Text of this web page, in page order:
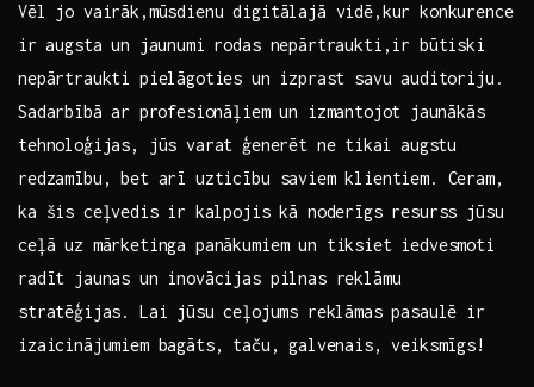
Vēl ‌jo vairāk,mūsdienu digitālajā vidē,kur konkurence
ir ⁣augsta un ‍jaunumi rodas nepārtraukti,ir būtiski
nepārtraukti pielāgoties un ⁤izprast savu auditoriju.
Sadarbībā ar ⁣profesionāļiem un izmantojot ⁢jaunākās⁢
tehnoloģijas, jūs varat⁢ ģenerēt ne ⁤tikai ‌augstu
redzamību, bet arī uzticību saviem klientiem. Ceram,
ka šis ​ceļvedis⁤ ir kalpojis kā noderīgs resurss jūsu
ceļā uz mārketinga panākumiem un tiksiet iedvesmoti
radīt jaunas un inovācijas pilnas reklāmu
stratēģijas.‌ Lai ⁢jūsu ceļojums‍ reklāmas pasaulē⁤ ir‌
izaicinājumiem ‍bagāts, taču, ⁢galvenais, veiksmīgs!